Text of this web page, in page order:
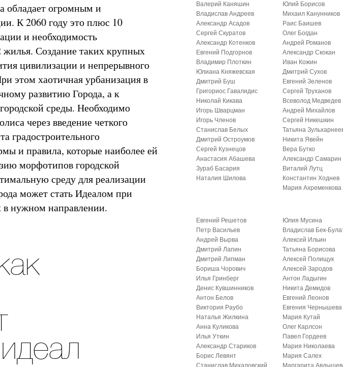
обладает огромным и
К 2060 году это плюс 10
и необходимость
жилья. Создание таких крупных
цивилизации и непрерывного
этом хаотичная урбанизация в
развитию Города, а к
среды. Необходимо
через введение четкого
градостроительного
и правила, которые наиболее ей
морфотипов городской
среду для реализации
может стать Идеалом при
нужном направлении.
Валерий Каняшин
Владислав Андреев
Александр Асадов
Сергей Скуратов
Александр Котенков
Евгений Подгорнов
Владимир Плоткин
Юлиана Княжевская
Дмитрий Буш
Григориос Гавалидис
Николай Кикава
Игорь Шварцман
Игорь Членов
Станислав Белых
Дмитрий Остроумов
Сергей Кузнецов
Анастасия Абашева
Зураб Басария
Наталия Шилова
Юлий Борисов
Михаил Канунников
Раис Баишев
Олег Богдан
Андрей Романов
Александр Скокан
Иван Кожин
Дмитрий Сухов
Евгений Зеленов
Сергей Труханов
Всеволод Медведев
Андрей Михайлов
Сергей Никешкин
Татьяна
Никита Явейн
Вера Бутко
Александр Самарин
Виталий Лутц
Константин Ходнев
Мария Ахременкова
Евгений Решетов
Петр Васильев
Андрей Вырва
Дмитрий Лапин
Дмитрий Липман
Бориша Чорович
Илья Гринберг
Денис Кувшинников
Антон Белов
Виктория Раубо
Наталья Жилкина
Анна Куликова
Илья Уткин
Александр Стариков
Борис Левянт
Станислав Михаловский
Юлия Мусина
Владислав Бек-
Алексей Ильин
Татьяна Борисова
Алексей Полищук
Алексей Зародов
Антон Ладыгин
Никита Демидов
Евгений Леонов
Евгения Чернышева
Мария Кутай
Олег Карлсон
Павел Гордеев
Мария Николаева
Мария Салех
Маргарита